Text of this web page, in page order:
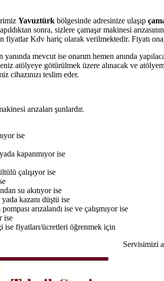
Yavuztürk bölgesinde adresinize ulaşıp
sonra, sizlere çamaşır makinesi
fiyatlar Kdv hariç olarak verilmektedir. Fiyatı
mevcut ise onarım hemen anında
atölyeye götürülmek üzere alınacak ve
cihazınızı teslim eder.
arızaları şunlardır.
ise
kapanmıyor ise
çalışıyor ise
su akıtıyor ise
kazanı düştü ise
arızalandı ise ve çalışmıyor ise
ise
ise fiyatları/ücretleri öğrenmek için
Servisimizi